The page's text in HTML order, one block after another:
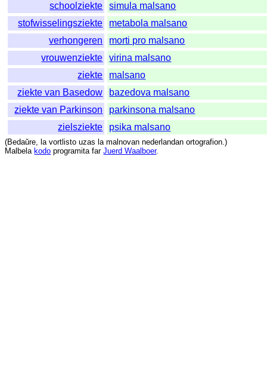
schoolziekte
simula malsano
stofwisselingsziekte
metabola malsano
verhongeren
morti pro malsano
vrouwenziekte
virina malsano
ziekte
malsano
ziekte van Basedow
bazedova malsano
ziekte van Parkinson
parkinsona malsano
zielsziekte
psika malsano
(Bedaŭre, la vortlisto uzas la malnovan nederlandan ortografion.)
Malbela kodo programita far Juerd Waalboer.